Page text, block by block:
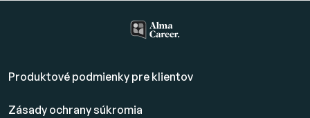
Produktové podmienky pre klientov
Zásady ochrany súkromia